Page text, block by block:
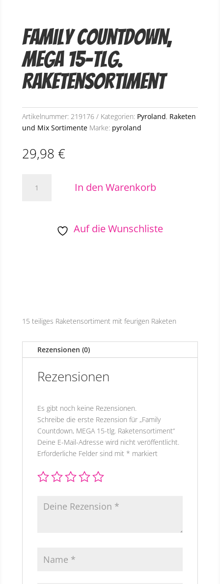
Family Countdown,
MEGA 15-tlg.
Raketensortiment
Artikelnummer: 219176 Kategorien: Pyroland, Raketen
und Mix Sortimente Marke: pyroland
29,98 €
Countdown,
Raketensortiment
In den Warenkorb
Auf die Wunschliste
15 teiliges Raketensortiment mit feurigen Raketen
Rezensionen (0)
Rezensionen
Es gibt noch keine Rezensionen.
Schreibe die erste Rezension für „Family
Countdown, MEGA 15-tlg. Raketensortiment“
Deine E-Mail-Adresse wird nicht veröffentlicht.
Erforderliche Felder sind mit * markiert